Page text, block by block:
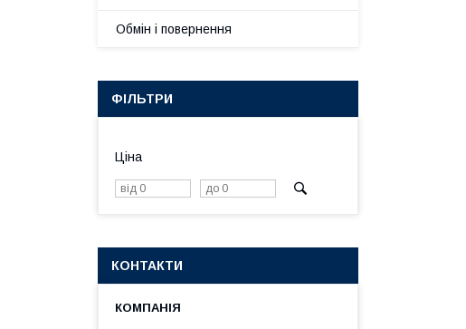
Обмін і повернення
ФІЛЬТРИ
Ціна
КОНТАКТИ